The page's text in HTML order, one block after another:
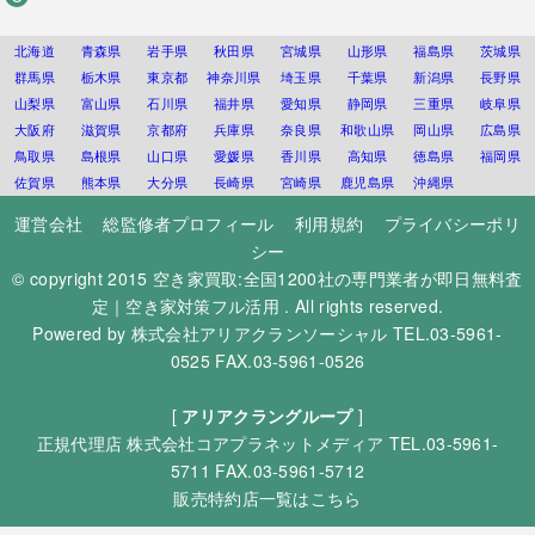
北海道 青森県 岩手県 秋田県 宮城県 山形県 福島県
茨城県
群馬県
栃木県 東京都 神奈川県 埼玉県 千葉県 新潟県
長野県
山梨県
富山県 石川県 福井県 愛知県 静岡県 三重県
岐阜県
大阪府
滋賀県 京都府 兵庫県 奈良県 和歌山県 岡山県
広島県
鳥取県
島根県 山口県 愛媛県 香川県 高知県 徳島県
福岡県
佐賀県
熊本県 大分県 長崎県 宮崎県 鹿児島県 沖縄県
運営会社 総監修者プロフィール 利用規約
プライバシーポリ
シー
© copyright 2015 空き家買取:全国1200社の専門業者が即日無料査
定｜空き家対策フル活用 . All rights reserved.
Powered by 株式会社アリアクランソーシャル TEL.03-5961-
0525 FAX.03-5961-0526
[ アリアクラングループ]
正規代理店株式会社コアプラネットメディア TEL.03-5961-
5711 FAX.03-5961-5712
販売特約店一覧はこちら